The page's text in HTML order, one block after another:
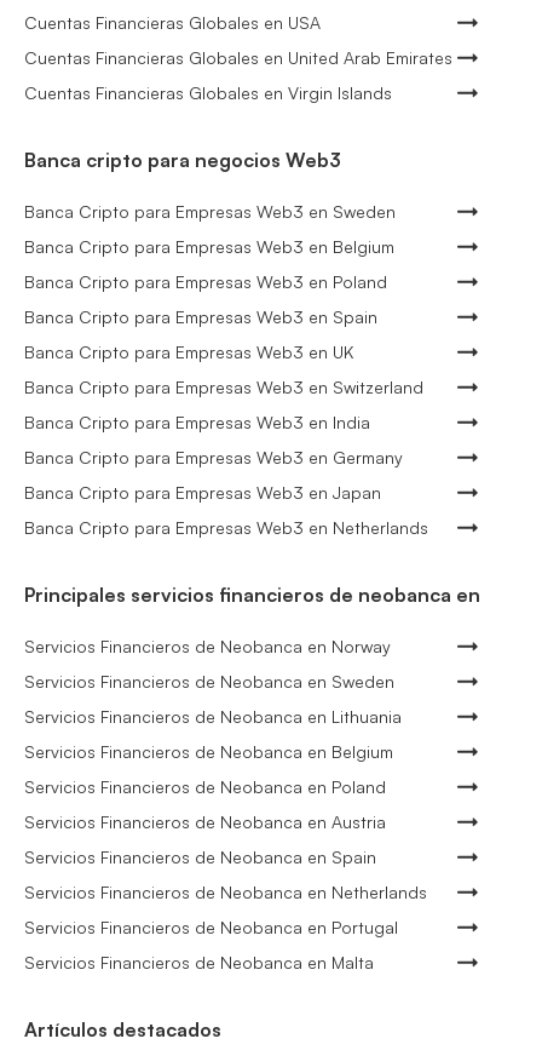
Cuentas Financieras Globales en USA
Cuentas Financieras Globales en United Arab Emirates
Cuentas Financieras Globales en Virgin Islands
Banca cripto para negocios Web3
Banca Cripto para Empresas Web3 en Sweden
Banca Cripto para Empresas Web3 en Belgium
Banca Cripto para Empresas Web3 en Poland
Banca Cripto para Empresas Web3 en Spain
Banca Cripto para Empresas Web3 en UK
Banca Cripto para Empresas Web3 en Switzerland
Banca Cripto para Empresas Web3 en India
Banca Cripto para Empresas Web3 en Germany
Banca Cripto para Empresas Web3 en Japan
Banca Cripto para Empresas Web3 en Netherlands
Principales servicios financieros de neobanca en
Servicios Financieros de Neobanca en Norway
Servicios Financieros de Neobanca en Sweden
Servicios Financieros de Neobanca en Lithuania
Servicios Financieros de Neobanca en Belgium
Servicios Financieros de Neobanca en Poland
Servicios Financieros de Neobanca en Austria
Servicios Financieros de Neobanca en Spain
Servicios Financieros de Neobanca en Netherlands
Servicios Financieros de Neobanca en Portugal
Servicios Financieros de Neobanca en Malta
Artículos destacados